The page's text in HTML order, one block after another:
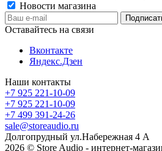
Новости магазина
Оставайтесь на связи
Вконтакте
Яндекс.Дзен
Наши контакты
+7 925 221-10-09
+7 925 221-10-09
+7 499 391-24-26
sale@storeaudio.ru
Долгопрудный ул.Набережная 4 А
2026 © Store Audio - интернет-